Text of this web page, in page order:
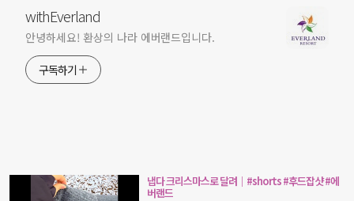
withEverland
안녕하세요! 환상의 나라 에버랜드입니다.
구독하기
냅다 크리스마스로 달려｜#shorts #후드잡샷 #에
버랜드